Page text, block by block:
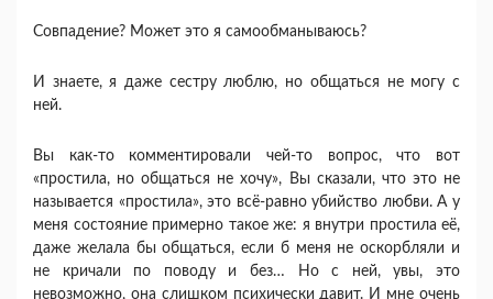
Совпадение? Может это я самообманываюсь?
И знаете, я даже сестру люблю, но общаться не могу с
ней.
Вы как-то комментировали чей-то вопрос, что вот
«простила, но общаться не хочу», Вы сказали, что это не
называется «простила», это всё-равно убийство любви. А у
меня состояние примерно такое же: я внутри простила её,
даже желала бы общаться, если б меня не оскорбляли и
не кричали по поводу и без… Но с ней, увы, это
невозможно, она слишком психически давит. И мне очень